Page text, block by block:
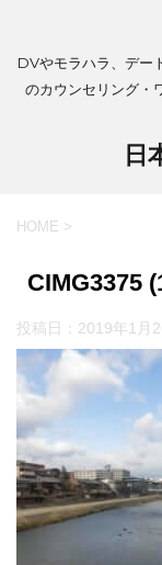
DVやモラハラ、デー
のカウンセリング・
日
HOME >
CIMG3375
投稿日： 2019年1月